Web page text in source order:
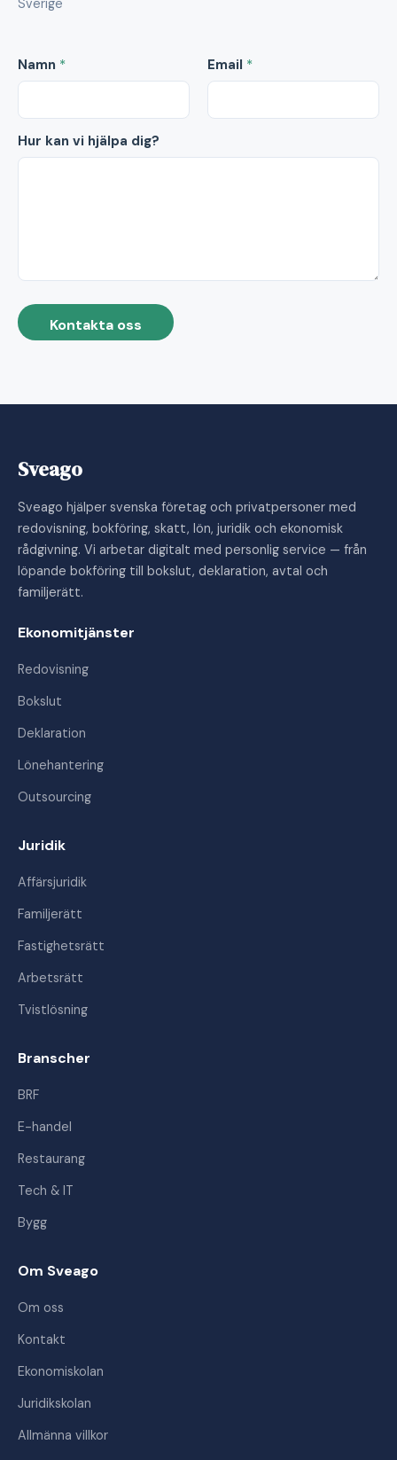
Sverige
Namn * Email *
Hur kan vi hjälpa dig?
Kontakta oss
Sveago
Sveago hjälper svenska företag och privatpersoner med
redovisning, bokföring, skatt, lön, juridik och ekonomisk
rådgivning. Vi arbetar digitalt med personlig service — från
löpande bokföring till bokslut, deklaration, avtal och
familjerätt.
Ekonomitjänster
Redovisning
Bokslut
Deklaration
Lönehantering
Outsourcing
Juridik
Affärsjuridik
Familjerätt
Fastighetsrätt
Arbetsrätt
Tvistlösning
Branscher
BRF
E-handel
Restaurang
Tech & IT
Bygg
Om Sveago
Om oss
Kontakt
Ekonomiskolan
Juridikskolan
Allmänna villkor